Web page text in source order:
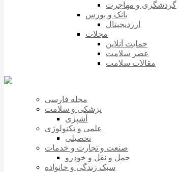
گردشگری و مهاجرت
بانک و بورس
ارزدیجیتال
مجلات
حمایت آنلاین
عصر سلامت
مقالات سلامت
مجله فارسی
پزشکی و سلامت
آشپزی
علمی و تکنولوژی
تحصیلی
صنعت و تجارت و خدمات
حمل و نقل و خودرو
سبک زندگی و خانواده